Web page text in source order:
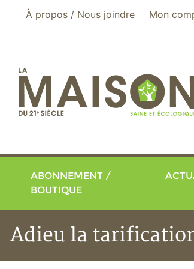
Aller au menu principal
Aller au contenu principal
À propos / Nous joindre Mon
ABONNEMENT /
BOUTIQUE
Adieu la